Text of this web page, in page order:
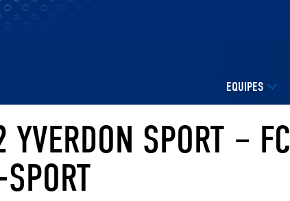
EQUIPES
SPORT – FC